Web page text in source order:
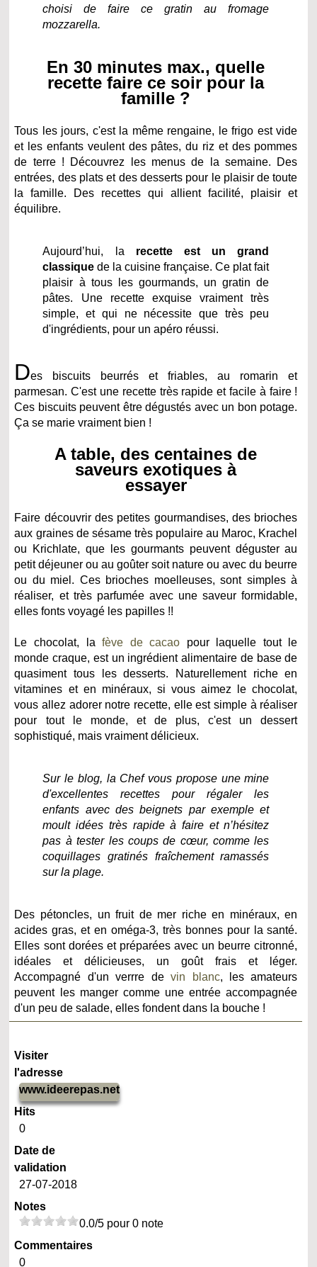
choisi de faire ce gratin au fromage
mozzarella.
En 30 minutes max., quelle
recette faire ce soir pour la
famille ?
Tous les jours, c'est la même rengaine, le frigo est vide
et les enfants veulent des pâtes, du riz et des pommes
de terre ! Découvrez les menus de la semaine. Des
entrées, des plats et des desserts pour le plaisir de toute
la famille. Des recettes qui allient facilité, plaisir et
équilibre.
Aujourd’hui, la recette est un grand
classique de la cuisine française. Ce plat fait
plaisir à tous les gourmands, un gratin de
pâtes. Une recette exquise vraiment très
simple, et qui ne nécessite que très peu
d'ingrédients, pour un apéro réussi.
Des biscuits beurrés et friables, au romarin et
parmesan. C'est une recette très rapide et facile à faire !
Ces biscuits peuvent être dégustés avec un bon potage.
Ça se marie vraiment bien !
A table, des centaines de
saveurs exotiques à
essayer
Faire découvrir des petites gourmandises, des brioches
aux graines de sésame très populaire au Maroc, Krachel
ou Krichlate, que les gourmants peuvent déguster au
petit déjeuner ou au goûter soit nature ou avec du beurre
ou du miel. Ces brioches moelleuses, sont simples à
réaliser, et très parfumée avec une saveur formidable,
elles fonts voyagé les papilles !!
Le chocolat, lafève de cacao pour laquelle tout le
monde craque, est un ingrédient alimentaire de base de
quasiment tous les desserts. Naturellement riche en
vitamines et en minéraux, si vous aimez le chocolat,
vous allez adorer notre recette, elle est simple à réaliser
pour tout le monde, et de plus, c'est un dessert
sophistiqué, mais vraiment délicieux.
Sur le blog, la Chef vous propose une mine
d'excellentes recettes pour régaler les
enfants avec des beignets par exemple et
moult idées très rapide à faire et n’hésitez
pas à tester les coups de cœur, comme les
coquillages gratinés fraîchement ramassés
sur la plage.
Des pétoncles, un fruit de mer riche en minéraux, en
acides gras, et en oméga-3, très bonnes pour la santé.
Elles sont dorées et préparées avec un beurre citronné,
idéales et délicieuses, un goût frais et léger.
Accompagné d'un verrre devin blanc, les amateurs
peuvent les manger comme une entrée accompagnée
d'un peu de salade, elles fondent dans la bouche !
Visiter
l'adresse
www.ideerepas.net
Hits
0
Date de
validation
27-07-2018
Notes
0.0/5 pour 0 note
Commentaires
0